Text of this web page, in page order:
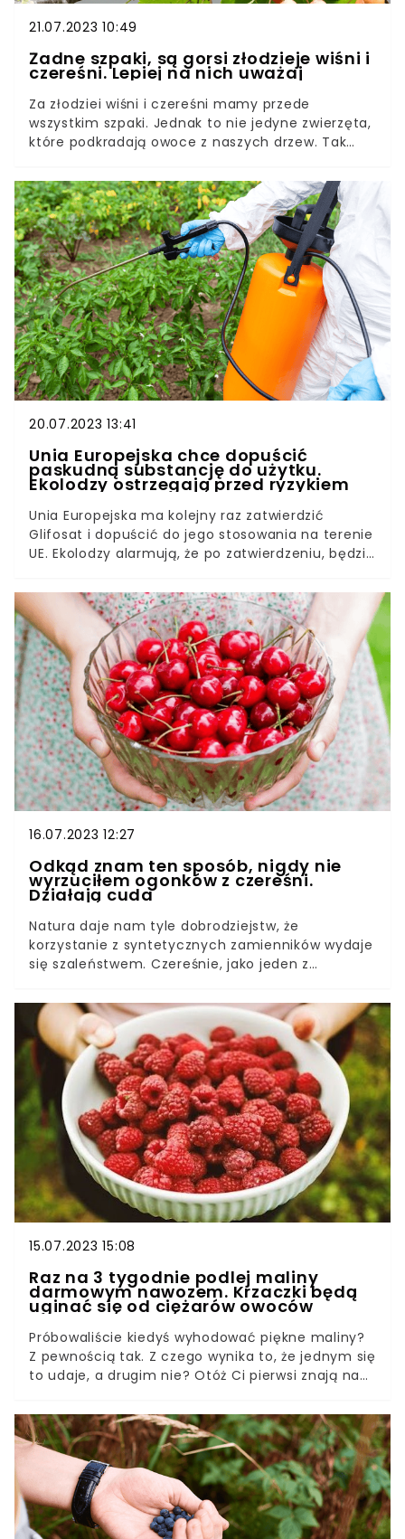
21.07.2023 10:49
Żadne szpaki, są gorsi złodzieje wiśni i
czereśni. Lepiej na nich uważaj
Za złodziei wiśni i czereśni mamy przede
wszystkim szpaki. Jednak to nie jedyne zwierzęta,
które podkradają owoce z naszych drzew. Tak
inne zwierzęta. Przekonaj się, kto pałaszuje owoce
w ogrodzie.
20.07.2023 13:41
Unia Europejska chce dopuścić
paskudną substancję do użytku.
Ekolodzy ostrzegają przed ryzykiem
Unia Europejska ma kolejny raz zatwierdzić
Glifosat i dopuścić do jego stosowania na terenie
UE. Ekolodzy alarmują, że po zatwierdzeniu, będzie
Krytycy twierdzą, że Glifosat może stanowić
zagrożenie dla zdrowia ludzi i funkcjonowania
całego ekosystemu.
16.07.2023 12:27
Odkąd znam ten sposób, nigdy nie
wyrzuciłem ogonków z czereśni.
Działają cuda
Natura daje nam tyle dobrodziejstw, że
korzystanie z syntetycznych zamienników wydaje
się szaleństwem. Czereśnie, jako jeden z
mogą być spożyte w całości, to ogonki czereśni
można przetworzyć na istny przysmak. Zobaczcie
sami!
15.07.2023 15:08
Raz na 3 tygodnie podlej maliny
darmowym nawozem. Krzaczki będą
uginać się od ciężarów owoców
Próbowaliście kiedyś wyhodować piękne maliny?
Z pewnością tak. Z czego wynika to, że jednym się
to udaje, a drugim nie? Otóż Ci pierwsi znają na
a brzmi „ekologiczny nawóz do malin”.